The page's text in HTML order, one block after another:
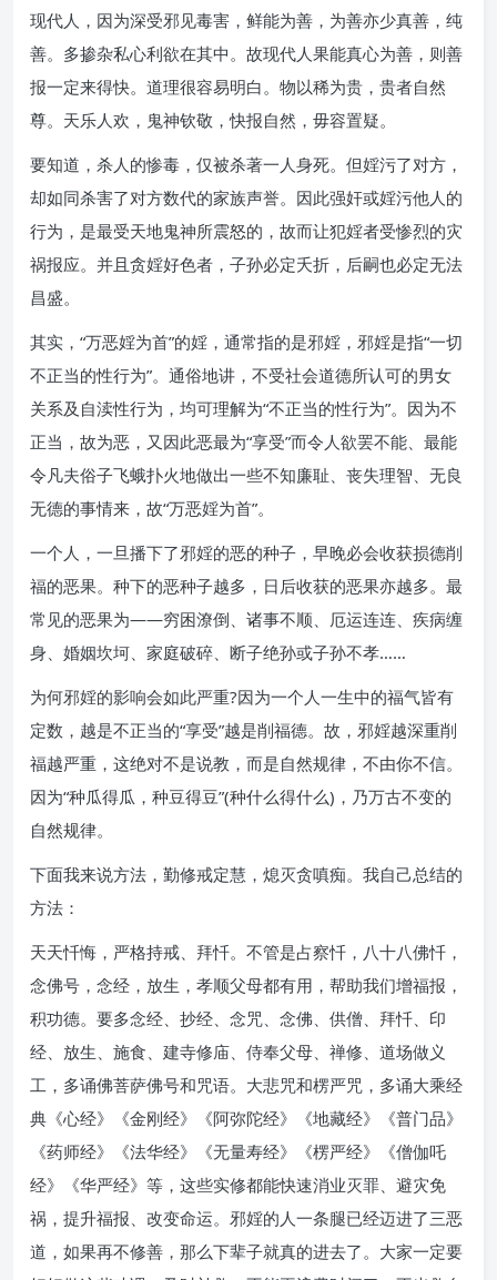
现代人，因为深受邪见毒害，鲜能为善，为善亦少真善，纯
善。多掺杂私心利欲在其中。故现代人果能真心为善，则善
报一定来得快。道理很容易明白。物以稀为贵，贵者自然
尊。天乐人欢，鬼神钦敬，快报自然，毋容置疑。
要知道，杀人的惨毒，仅被杀著一人身死。但婬污了对方，
却如同杀害了对方数代的家族声誉。因此强奸或婬污他人的
行为，是最受天地鬼神所震怒的，故而让犯婬者受惨烈的灾
祸报应。并且贪婬好色者，子孙必定夭折，后嗣也必定无法
昌盛。
其实，“万恶婬为首”的婬，通常指的是邪婬，邪婬是指“一切
不正当的性行为”。通俗地讲，不受社会道德所认可的男女
关系及自渎性行为，均可理解为“不正当的性行为”。因为不
正当，故为恶，又因此恶最为“享受”而令人欲罢不能、最能
令凡夫俗子飞蛾扑火地做出一些不知廉耻、丧失理智、无良
无德的事情来，故“万恶婬为首”。
一个人，一旦播下了邪婬的恶的种子，早晚必会收获损德削
福的恶果。种下的恶种子越多，日后收获的恶果亦越多。最
常见的恶果为——穷困潦倒、诸事不顺、厄运连连、疾病缠
身、婚姻坎坷、家庭破碎、断子绝孙或子孙不孝……
为何邪婬的影响会如此严重?因为一个人一生中的福气皆有
定数，越是不正当的“享受”越是削福德。故，邪婬越深重削
福越严重，这绝对不是说教，而是自然规律，不由你不信。
因为“种瓜得瓜，种豆得豆”(种什么得什么)，乃万古不变的
自然规律。
下面我来说方法，勤修戒定慧，熄灭贪嗔痴。我自己总结的
方法：
天天忏悔，严格持戒、拜忏。不管是占察忏，八十八佛忏，
念佛号，念经，放生，孝顺父母都有用，帮助我们增福报，
积功德。要多念经、抄经、念咒、念佛、供僧、拜忏、印
经、放生、施食、建寺修庙、侍奉父母、禅修、道场做义
工，多诵佛菩萨佛号和咒语。大悲咒和楞严咒，多诵大乘经
典《心经》《金刚经》《阿弥陀经》《地藏经》《普门品》
《药师经》《法华经》《无量寿经》《楞严经》《僧伽吒
经》《华严经》等，这些实修都能快速消业灭罪、避灾免
祸，提升福报、改变命运。邪婬的人一条腿已经迈进了三恶
道，如果再不修善，那么下辈子就真的进去了。大家一定要